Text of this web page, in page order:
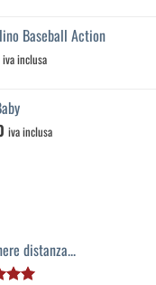
Baseball Action
iva inclusa
iva inclusa
distanza...